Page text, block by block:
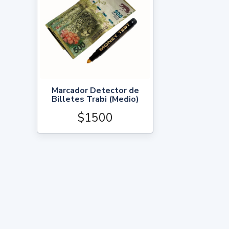
Marcador Detector de
Billetes Trabi (Medio)
$1500